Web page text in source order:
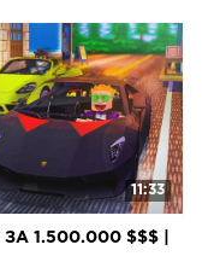
11:33
1.500.000 $$$ |